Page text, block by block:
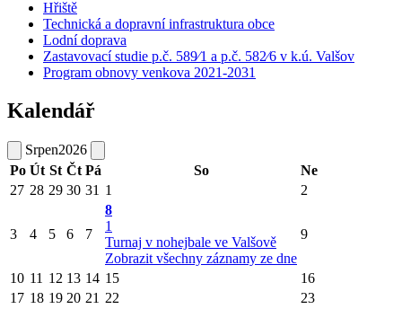
Hřiště
Technická a dopravní infrastruktura obce
Lodní doprava
Zastavovací studie p.č. 589⁄1 a p.č. 582⁄6 v k.ú. Valšov
Program obnovy venkova 2021-2031
Kalendář
Srpen2026
Po Út St Čt Pá So
Ne
27 28 29 30 31 1 2
3 4 5 6 7
8
1
Turnaj v nohejbale ve Valšově
Zobrazit všechny záznamy ze dne
9
10 11 12 13 14 15
16
17 18 19 20 21 22
23